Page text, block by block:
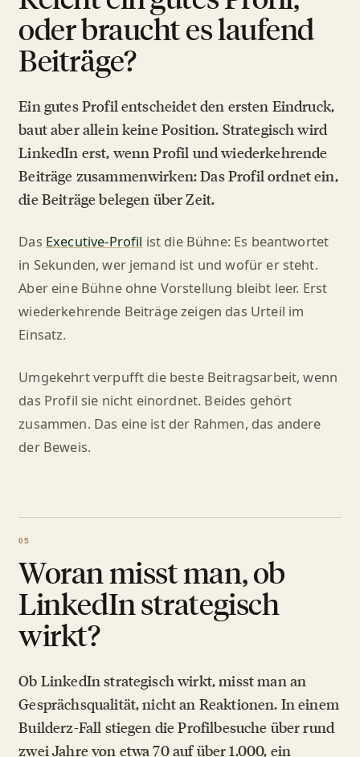
oder braucht es laufend
Beiträge?
Ein gutes Profil entscheidet den ersten Eindruck,
baut aber allein keine Position. Strategisch wird
LinkedIn erst, wenn Profil und wiederkehrende
Beiträge zusammenwirken: Das Profil ordnet ein,
die Beiträge belegen über Zeit.
Das Executive-Profil ist die Bühne: Es beantwortet
in Sekunden, wer jemand ist und wofür er steht.
Aber eine Bühne ohne Vorstellung bleibt leer. Erst
wiederkehrende Beiträge zeigen das Urteil im
Einsatz.
Umgekehrt verpufft die beste Beitragsarbeit, wenn
das Profil sie nicht einordnet. Beides gehört
zusammen. Das eine ist der Rahmen, das andere
der Beweis.
Woran misst man, ob
LinkedIn strategisch
wirkt?
Ob LinkedIn strategisch wirkt, misst man an
Gesprächsqualität, nicht an Reaktionen. In einem
Builderz-Fall stiegen die Profilbesuche über rund
zwei Jahre von etwa 70 auf über 1.000, ein